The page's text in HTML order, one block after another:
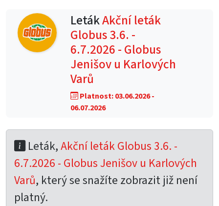
LetákAkční leták
Globus 3.6. -
6.7.2026 - Globus
Jenišov u Karlových
Varů
Platnost: 03.06.2026 -
06.07.2026
Leták,Akční leták Globus 3.6. -
6.7.2026 - Globus Jenišov u Karlových
Varů, který se snažíte zobrazit již není
platný.